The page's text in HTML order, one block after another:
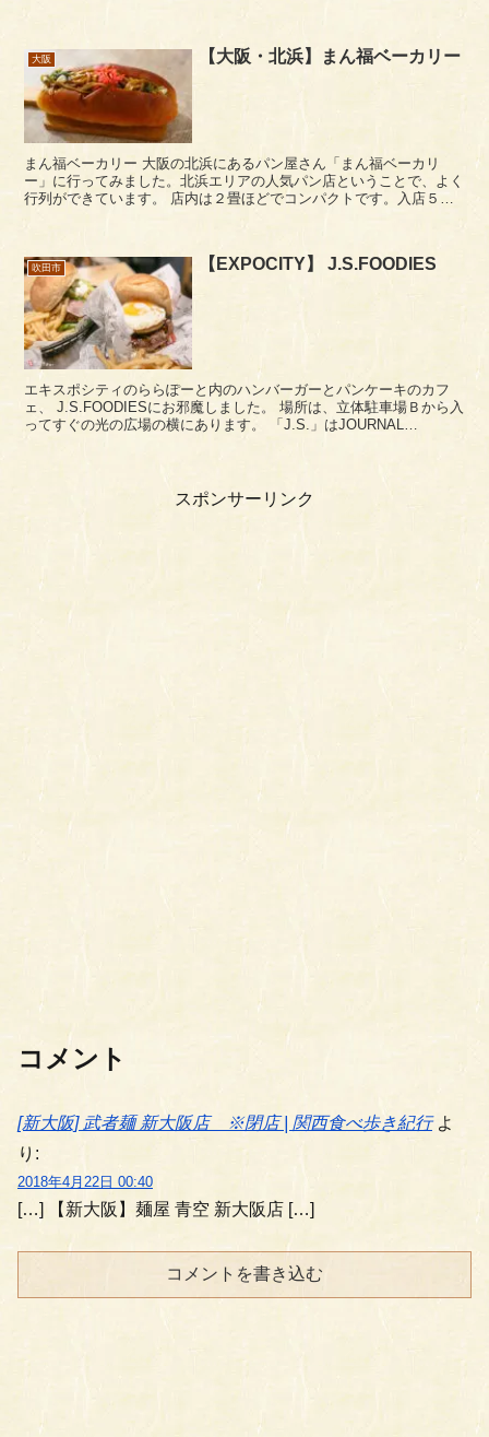
大阪 【大阪・北浜】まん福ベーカリー
まん福ベーカリー 大阪の北浜にあるパン屋さん「まん福ベーカリ
ー」に行ってみました。北浜エリアの人気パン店ということで、よく
行列ができています。 店内は２畳ほどでコンパクトです。入店５名
吹田市 【EXPOCITY】 J.S.FOODIES
エキスポシティのららぽーと内のハンバーガーとパンケーキのカフ
ェ、 J.S.FOODIESにお邪魔しました。 場所は、立体駐車場Ｂから入
ってすぐの光の広場の横にあります。 「J.S.」はJOURNAL
スポンサーリンク
コメント
[新大阪] 武者麺 新大阪店 ※閉店 | 関西食べ歩き紀行 よ
り:
2018年4月22日 00:40
[…] 【新大阪】麺屋 青空 新大阪店 […]
コメントを書き込む